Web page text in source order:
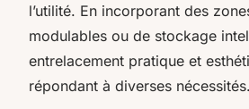
l’utilité. En incorporant des
modulables ou de stockage
entrelacement pratique et
répondant à diverses nécessités.